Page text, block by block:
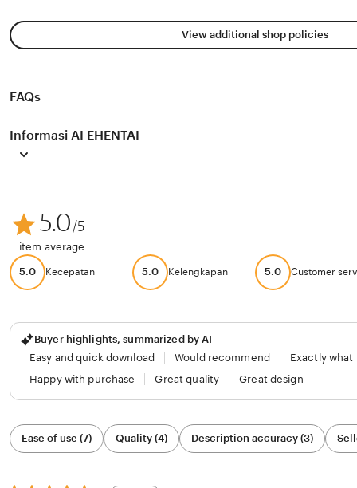
View additional shop policies
FAQs
Informasi AI EHENTAI
5.0/5
item average
5.0 Kecepatan 5.0 Kelengkapan 5.0 Customer
Buyer highlights, summarized by AI
Easy and quick download
Would recommend
Exactly what
Happy with purchase
Great quality Great design
Filter
by
category
Ease of use (7) Quality (4) Description accuracy (3)